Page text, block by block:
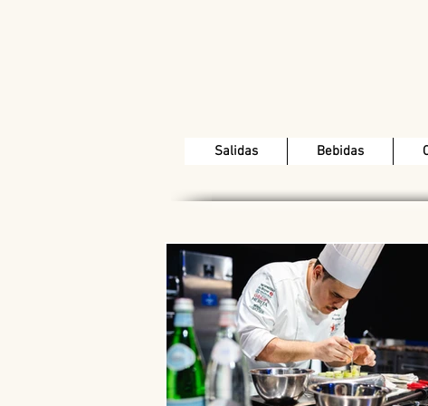
Salidas Bebidas